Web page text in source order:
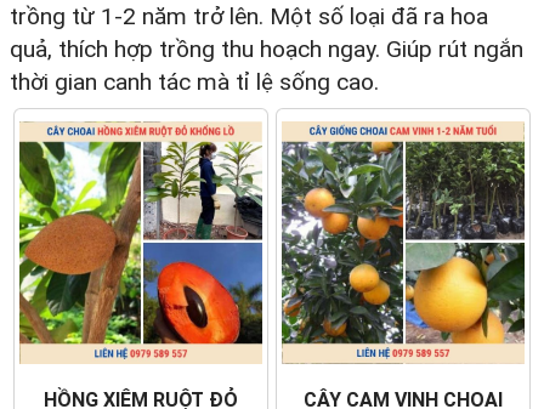
trồng từ 1-2 năm trở lên. Một số loại đã ra hoa
quả, thích hợp trồng thu hoạch ngay. Giúp rút ngắn
thời gian canh tác mà tỉ lệ sống cao.
HỒNG XIÊM RUỘT ĐỎ
CÂY CAM VINH CHOAI